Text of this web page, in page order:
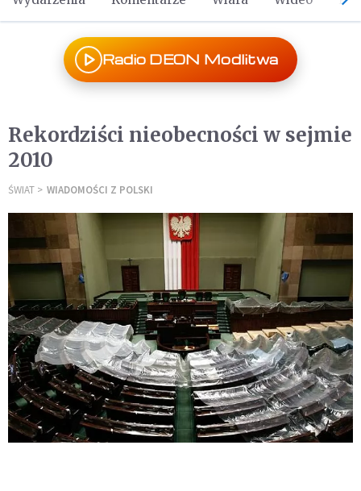
Radio DEON Modlitwa
Rekordziści nieobecności w sejmie
2010
ŚWIAT WIADOMOŚCI Z POLSKI